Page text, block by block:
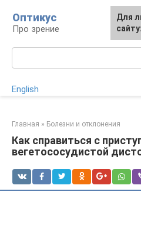
контенту
Оптикус
Про зрение
English
Главная » Болезни и отклонения
Как справиться с
вегетососудистой
Для